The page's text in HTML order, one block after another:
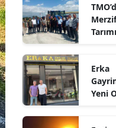
Bursa
Çankırı
Çorum
Erka
Yeni